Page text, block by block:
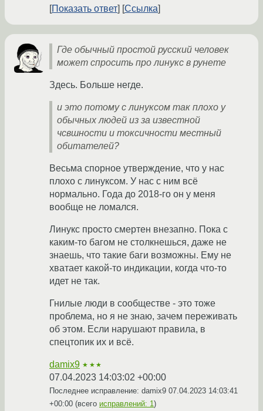
Показать ответ
Ссылка
Где обычный простой русский человек
может спросить про линукс в рунете
Здесь. Больше негде.
и это потому с линуксом так плохо у
обычных людей из за известной
чсвшности и токсичности местный
обитателей?
Весьма спорное утверждение, что у нас
плохо с линуксом. У нас с ним всё
нормально. Года до 2018-го он у меня
вообще не ломался.
Линукс просто смертен внезапно. Пока с
каким-то багом не столкнешься, даже не
знаешь, что такие баги возможны. Ему не
хватает какой-то индикации, когда что-то
идет не так.
Гнилые люди в сообществе - это тоже
проблема, но я не знаю, зачем переживать
об этом. Если нарушают правила, в
спецтопик их и всё.
damix9 ★★★
07.04.2023 14:03:02 +00:00
Последнее исправление: damix9 07.04.2023 14:03:41
+00:00 (всего исправлений: 1)